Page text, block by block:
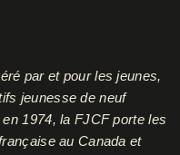
par et pour les jeunes,
jeunesse de neuf
1974, la FJCF porte les
au Canada et